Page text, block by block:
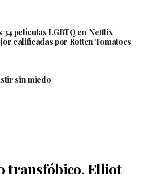
34 películas LGBTQ en Netflix
calificadas por Rotten Tomatoes
sin miedo
transfóbico, Elliot